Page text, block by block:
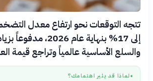
تتجه التوقعات نحو ارتفاع معدل
إلى 17% بنهاية عام
والسلع الأساسية عالمياً وتراجع قيمة
● لماذا قد يثير اهتمامك؟